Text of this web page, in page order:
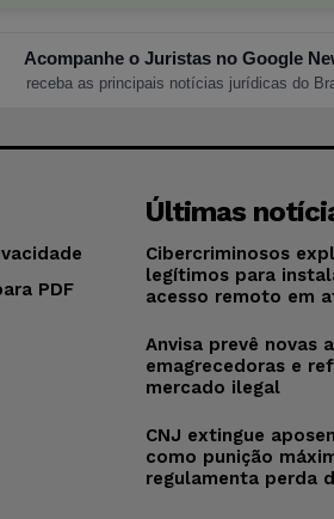
Acompanhe o Juristas no Google
receba as principais notícias jurídicas do
PDF
Últimas
Cibercriminosos
legítimos para
acesso remoto em
Anvisa prevê novas
emagrecedoras e
mercado ilegal
CNJ extingue
como punição
regulamenta perda